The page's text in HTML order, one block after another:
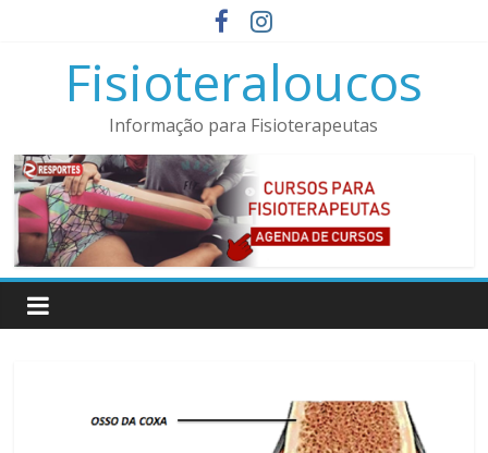
conteúdoFisioteraloucos
Informação para Fisioterapeutas